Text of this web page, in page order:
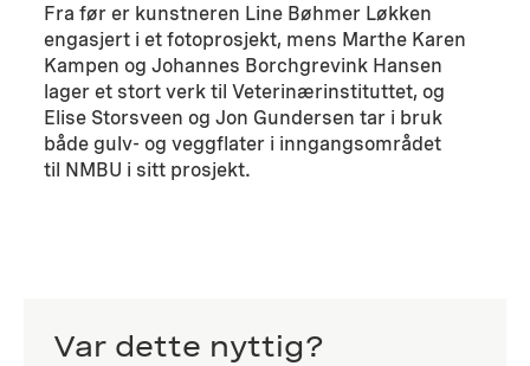
Fra før er kunstneren Line Bøhmer Løkken
engasjert i et fotoprosjekt, mens Marthe Karen
Kampen og Johannes Borchgrevink Hansen
lager et stort verk til Veterinærinstituttet, og
Elise Storsveen og Jon Gundersen tar i bruk
både gulv- og veggflater i inngangsområdet
til NMBU i sitt prosjekt.
Var dette nyttig?